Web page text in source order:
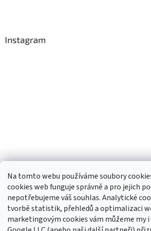
Na tomto webu používáme soubory
cookies web funguje správně a pro jejich
nepotřebujeme váš souhlas. Analytické
tvorbě statistik, přehledů a optimalizaci
marketingovým cookies vám můžeme my
Instagram
Sledovat na Instagramu